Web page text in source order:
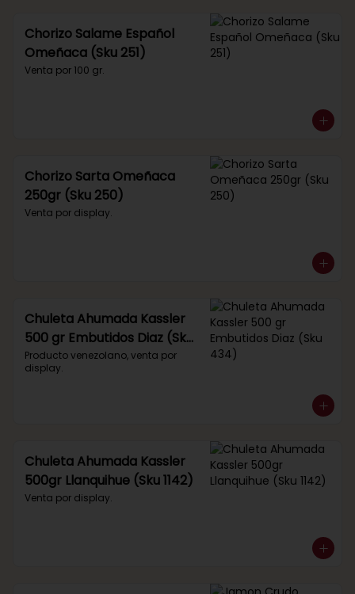
Chorizo Salame Español
Omeñaca (Sku 251)
Venta por 100 gr.
Chorizo Sarta Omeñaca
250gr (Sku 250)
Venta por display.
Chuleta Ahumada Kassler
500 gr Embutidos Diaz (Sku
434)
Producto venezolano, venta por
display.
Chuleta Ahumada Kassler
500gr Llanquihue (Sku 1142)
Venta por display.